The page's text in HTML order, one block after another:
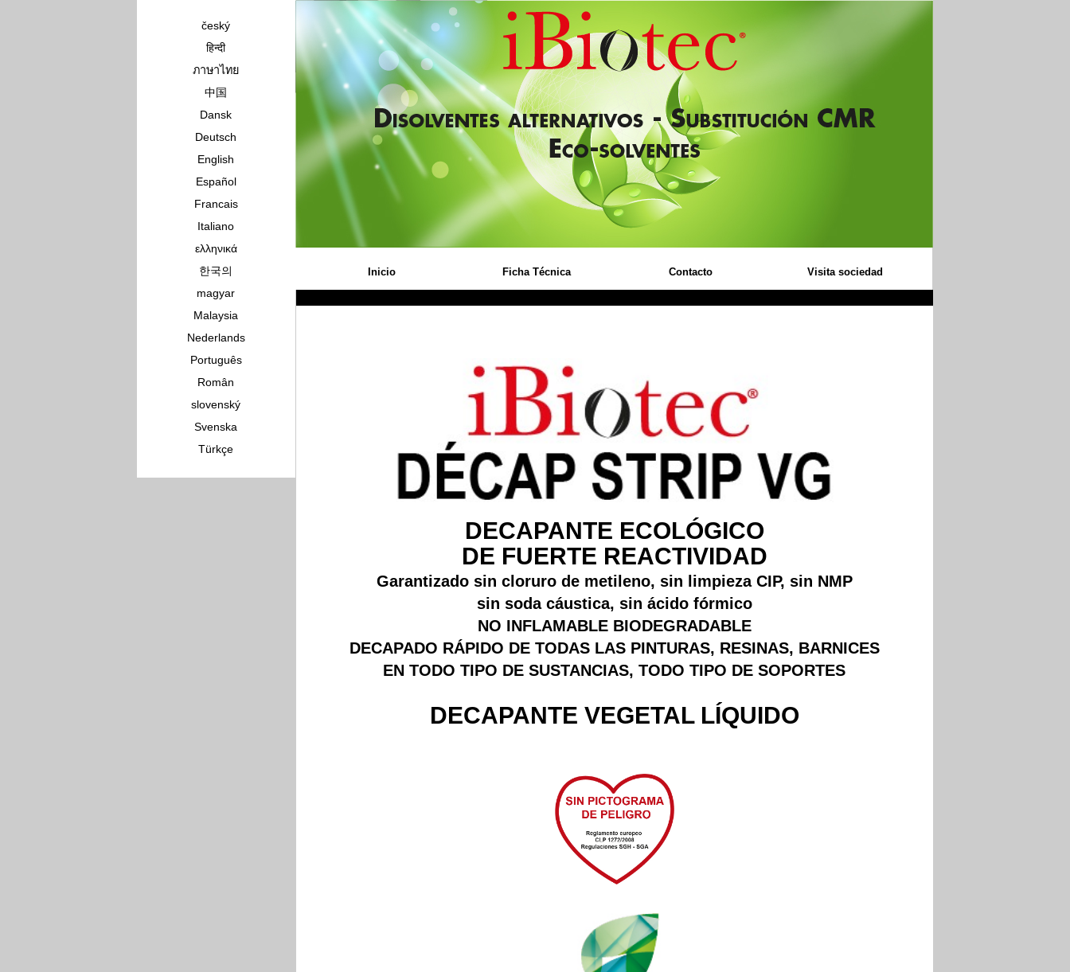
český
हिन्दी
ภาษาไทย
中国
Dansk
Deutsch
English
Español
Francais
Italiano
ελληνικά
한국의
magyar
Malaysia
Nederlands
Português
Român
slovenský
Svenska
Türkçe
Inicio Ficha Técnica Contacto Visita sociedad
DECAPANTE ECOLÓGICO
DE FUERTE REACTIVIDAD
Garantizado sin cloruro de metileno, sin limpieza CIP, sin NMP
sin soda cáustica, sin ácido fórmico
NO INFLAMABLE BIODEGRADABLE
DECAPADO RÁPIDO DE TODAS LAS PINTURAS, RESINAS, BARNICES
EN TODO TIPO DE SUSTANCIAS, TODO TIPO DE SOPORTES
DECAPANTE VEGETAL LÍQUIDO